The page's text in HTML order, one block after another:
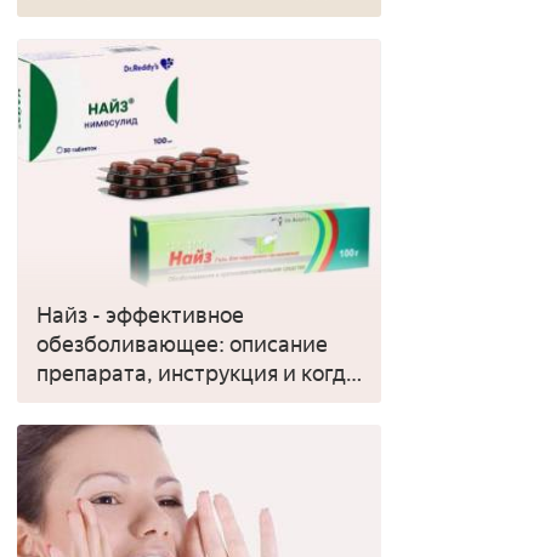
Найз - эффективное
обезболивающее: описание
препарата, инструкция и когда
применять